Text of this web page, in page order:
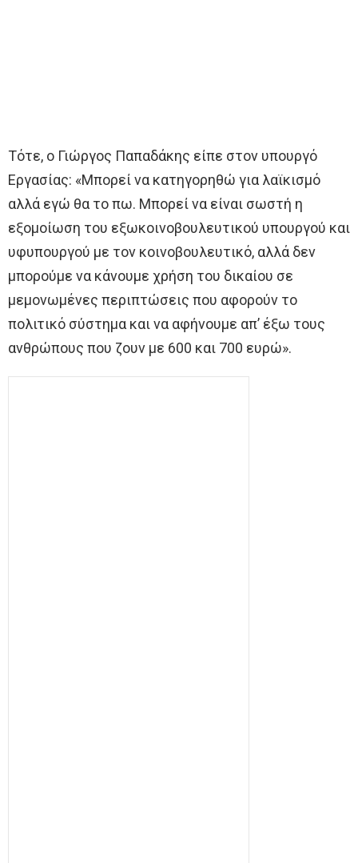
Τότε, ο Γιώργος Παπαδάκης είπε στον υπουργό
Εργασίας: «Μπορεί να κατηγορηθώ για λαϊκισμό
αλλά εγώ θα το πω. Μπορεί να είναι σωστή η
εξομοίωση του εξωκοινοβουλευτικού υπουργού και
υφυπουργού με τον κοινοβουλευτικό, αλλά δεν
μπορούμε να κάνουμε χρήση του δικαίου σε
μεμονωμένες περιπτώσεις που αφορούν το
πολιτικό σύστημα και να αφήνουμε απ’ έξω τους
ανθρώπους που ζουν με 600 και 700 ευρώ».